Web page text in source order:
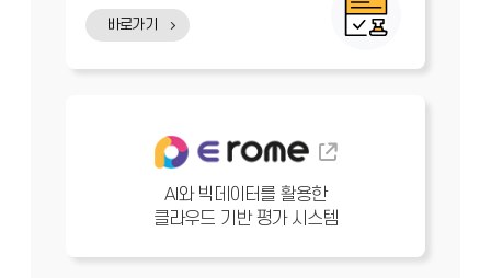
바로가기
AI와 빅데이터를 활용한
클라우드 기반 평가 시스템